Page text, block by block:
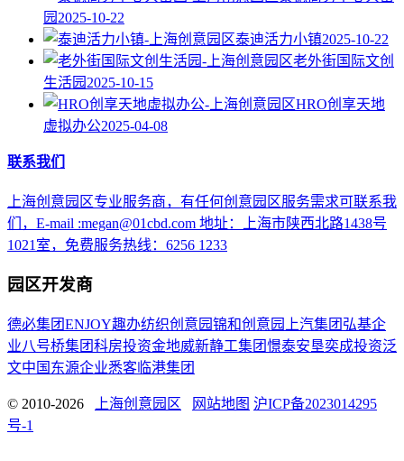
园 2025-10-22
泰迪活力小镇2025-10-22
老外街国际文创
生活园 2025-10-15
HRO创享天地
虚拟办公2025-04-08
联系我们
上海创意园区专业服务商，有任何创意园区服务需求可联系我
们，E-mail :megan@01cbd.com 地址：上海市陕西北路1438号
1021室，免费服务热线：6256 1233
园区开发商
德必集团ENJOY趣办纺织创意园锦和创意园 上汽集团 弘基企
业八号桥集团科房投资金地威新静工集团憬泰安垦奕成投资泛
文中国 东源企业悉客 临港集团
© 2010-2026 上海创意园区 网站地图 沪ICP备2023014295
号-1